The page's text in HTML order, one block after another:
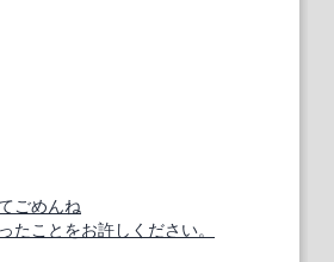
ごめんね
たことをお許しください。